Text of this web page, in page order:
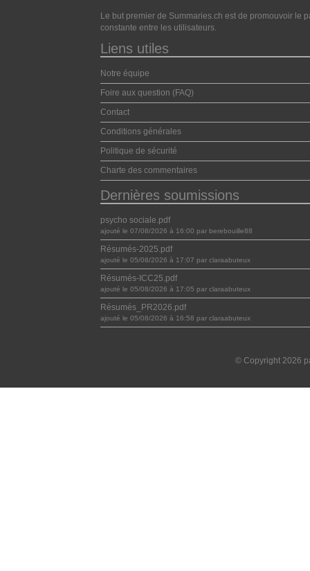
Le but premier de Summaries.ch est de promouvoir le
constante entre les utilisateurs.
Liens utiles
Notre équipe
Foire aux question (FAQ)
Contact
Conditions générales
Politique de sécurité
Charte des commentaires
Dernières soumissions
psycho sociale.pdf
ajouté le 07/08/2026 à 16:00 par berebouille88
Résumés-2025.pdf
ajouté le 05/08/2026 à 17:07 par claraabuteux
Résumés-ICC25.pdf
ajouté le 05/08/2026 à 17:05 par claraabuteux
Résumés_PR2026.pdf
ajouté le 05/08/2026 à 16:58 par claraabuteux
© Copyright 2026